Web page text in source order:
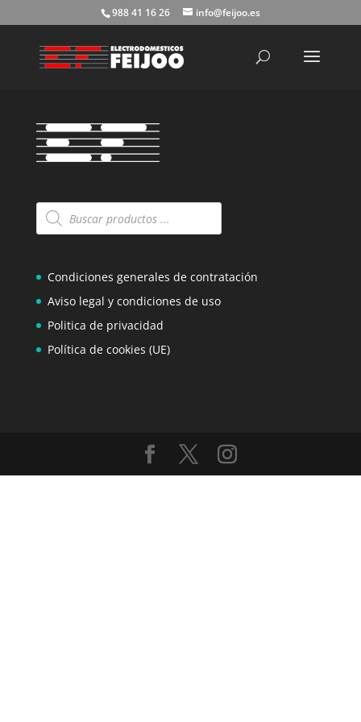
988 41 16 26 info@feijoo.es
Búsqueda
de
Condiciones generales de contratación
Aviso legal y condiciones de uso
Politica de privacidad
Política de cookies (UE)